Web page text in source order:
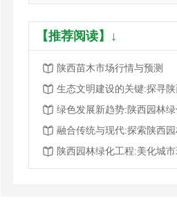
木 马灌木 琵琶树 苗
【推荐阅读】↓
陕西苗木市场行情与预测
生态文明建设的关键:探寻
绿色发展新趋势:陕西园林
融合传统与现代:探索陕西
陕西园林绿化工程:美化城